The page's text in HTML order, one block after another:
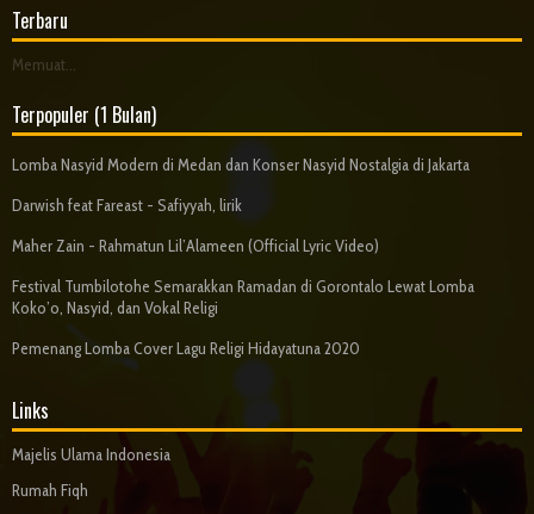
Terbaru
Memuat...
Terpopuler (1 Bulan)
Lomba Nasyid Modern di Medan dan Konser Nasyid Nostalgia di Jakarta
Darwish feat Fareast - Safiyyah, lirik
Maher Zain - Rahmatun Lil’Alameen (Official Lyric Video)
Festival Tumbilotohe Semarakkan Ramadan di Gorontalo Lewat Lomba
Koko’o, Nasyid, dan Vokal Religi
Pemenang Lomba Cover Lagu Religi Hidayatuna 2020
Links
Majelis Ulama Indonesia
Rumah Fiqh